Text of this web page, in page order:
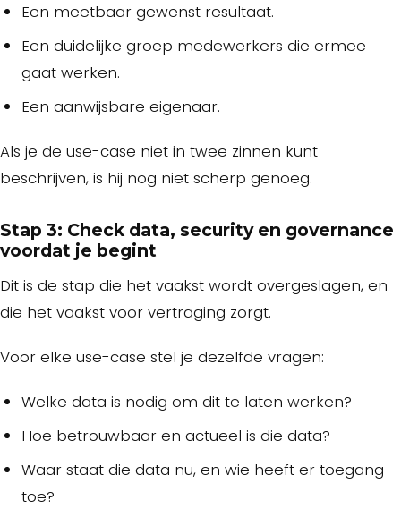
Een meetbaar gewenst resultaat.
Een duidelijke groep medewerkers die ermee
gaat werken.
Een aanwijsbare eigenaar.
Als je de use-case niet in twee zinnen kunt
beschrijven, is hij nog niet scherp genoeg.
Stap 3: Check data, security en governance
voordat je begint
Dit is de stap die het vaakst wordt overgeslagen, en
die het vaakst voor vertraging zorgt.
Voor elke use-case stel je dezelfde vragen:
Welke data is nodig om dit te laten werken?
Hoe betrouwbaar en actueel is die data?
Waar staat die data nu, en wie heeft er toegang
toe?